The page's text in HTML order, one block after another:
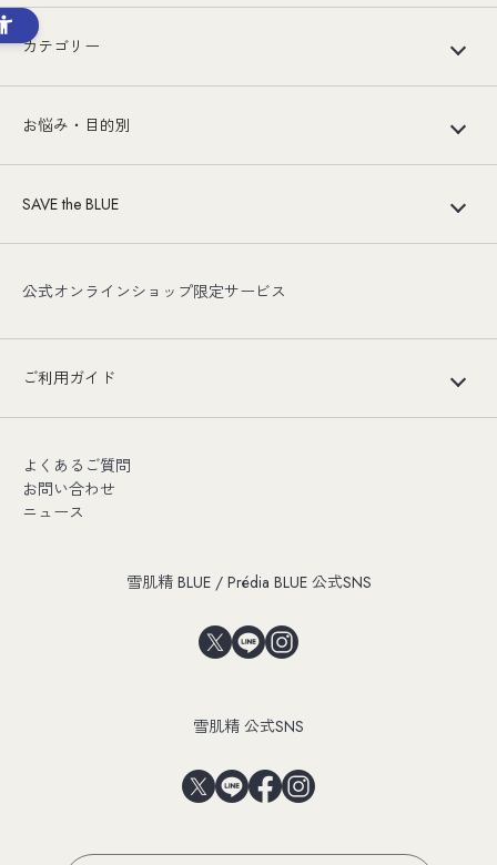
カテゴリー
お悩み・目的別
SAVE the BLUE
公式オンラインショップ限定サービス
ご利用ガイド
よくあるご質問
お問い合わせ
ニュース
雪肌精 BLUE / Prédia BLUE 公式SNS
雪肌精 公式SNS